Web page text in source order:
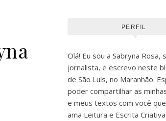
PERFIL
Olá! Eu sou a Sabryna Rosa,
jornalista, e escrevo neste
de São Luís, no Maranhão.
poder compartilhar as
e meus textos com você
ama Leitura e Escrita